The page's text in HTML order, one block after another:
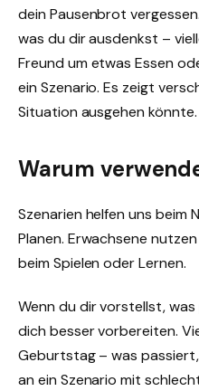
dein Pausenbrot
was du dir ausdenkst –
Freund um etwas Essen
ein Szenario. Es zeigt
Situation ausgehen könnte.
Warum
Szenarien helfen uns beim
Planen. Erwachsene
beim Spielen oder Lernen.
Wenn du dir vorstellst,
dich besser vorbereiten.
Geburtstag – was
an ein Szenario mit